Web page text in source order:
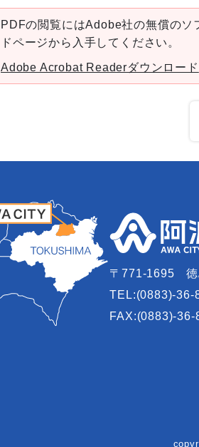
PDFの閲覧にはAdobe社の無償の
ドページから入手してください。
Adobe Acrobat Readerダウンロード
〒771-1695
TEL:(0883)-36-
FAX:(0883)-36-